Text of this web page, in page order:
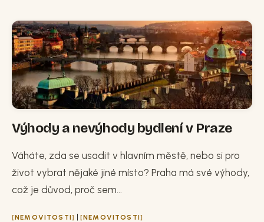
Výhody a nevýhody bydlení v Praze
Váháte, zda se usadit v hlavním městě, nebo si pro
život vybrat nějaké jiné místo? Praha má své výhody,
což je důvod, proč sem...
NEMOVITOSTI | NEMOVITOSTI